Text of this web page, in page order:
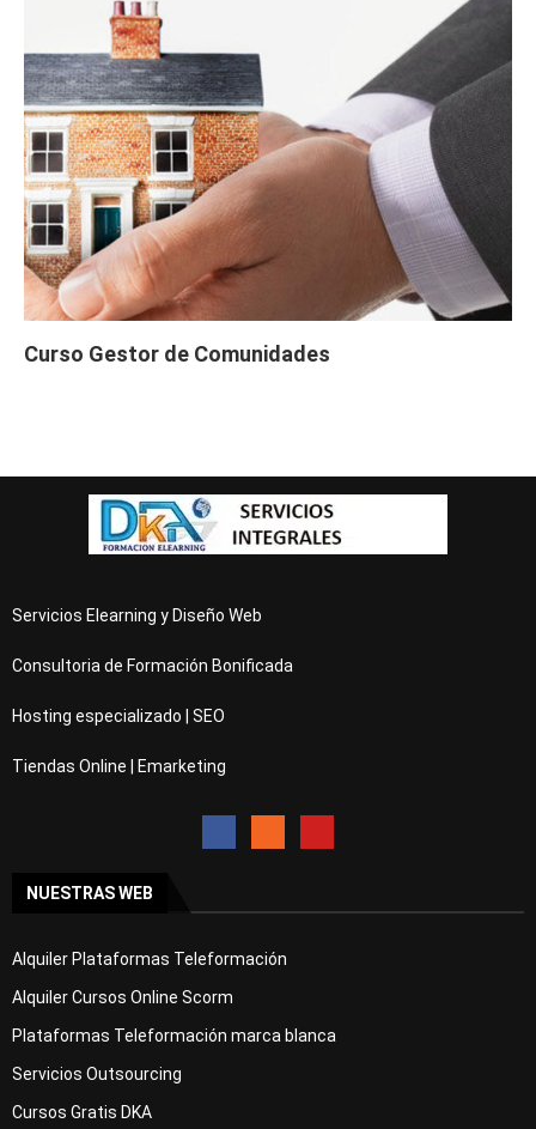
Curso Gestor de Comunidades
Servicios Elearning y Diseño Web
Consultoria de Formación Bonificada
Hosting especializado | SEO
Tiendas Online | Emarketing
NUESTRAS WEB
Alquiler Plataformas Teleformación
Alquiler Cursos Online Scorm
Plataformas Teleformación marca blanca
Servicios Outsourcing
Cursos Gratis DKA